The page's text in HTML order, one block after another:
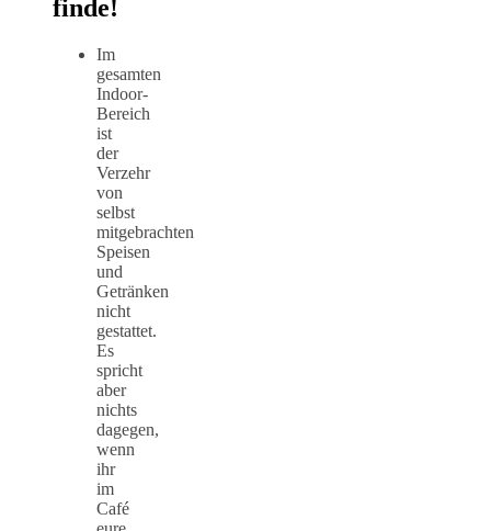
finde!
Im
gesamten
Indoor-
Bereich
ist
der
Verzehr
von
selbst
mitgebrachten
Speisen
und
Getränken
nicht
gestattet.
Es
spricht
aber
nichts
dagegen,
wenn
ihr
im
Café